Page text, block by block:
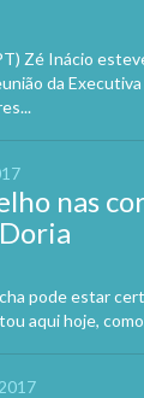
Zé Inácio
da Executiva
nas
pode estar
aqui hoje,